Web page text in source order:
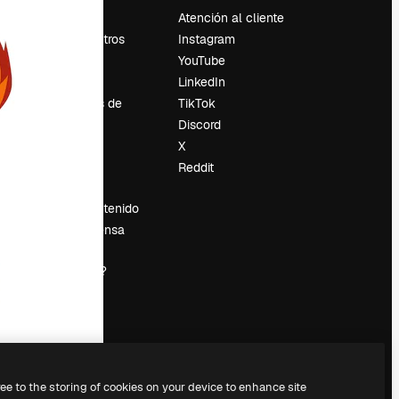
Sobre nosotros
Tendencias de
Vender contenido
Sala de prensa
magnific.ai?
Atención al cliente
Instagram
YouTube
LinkedIn
TikTok
Discord
X
Reddit
to the storing of cookies on your device to enhance site